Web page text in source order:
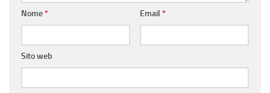
Nome* Email *
Sito web